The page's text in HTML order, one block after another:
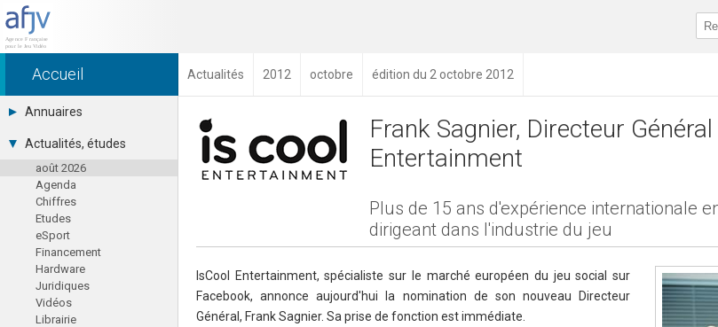
Accueil Actualités 2012 octobre édition du 2 octobre 2012
Annuaires
Toutes les sociétés (691)
Studios (418)
Editeurs (49)
Distributeurs (16)
Hard. / Accessoires (10)
Middlewares (15)
Prestataires (99)
Assoc. / Syndicats (21)
Formations / Ecoles (46)
Presse spécialisée (17)
Actualités, études
août 2026
Agenda
Chiffres
Etudes
eSport
Financement
Hardware
Juridiques
Vidéos
Librairie
Frank Sagnier, Directeur
Entertainment
Plus de 15 ans d'expérience internationale
dirigeant dans l'industrie du jeu
IsCool Entertainment, spécialiste sur le marché européen du jeu social sur
Facebook, annonce aujourd'hui la nomination de son nouveau Directeur
Général, Frank Sagnier. Sa prise de fonction est immédiate.